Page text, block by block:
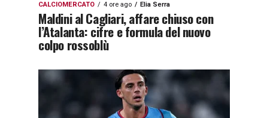
CALCIOMERCATO 4 ore ago Elia Serra
Maldini al Cagliari, affare chiuso con
l’Atalanta: cifre e formula del nuovo
colpo rossoblù